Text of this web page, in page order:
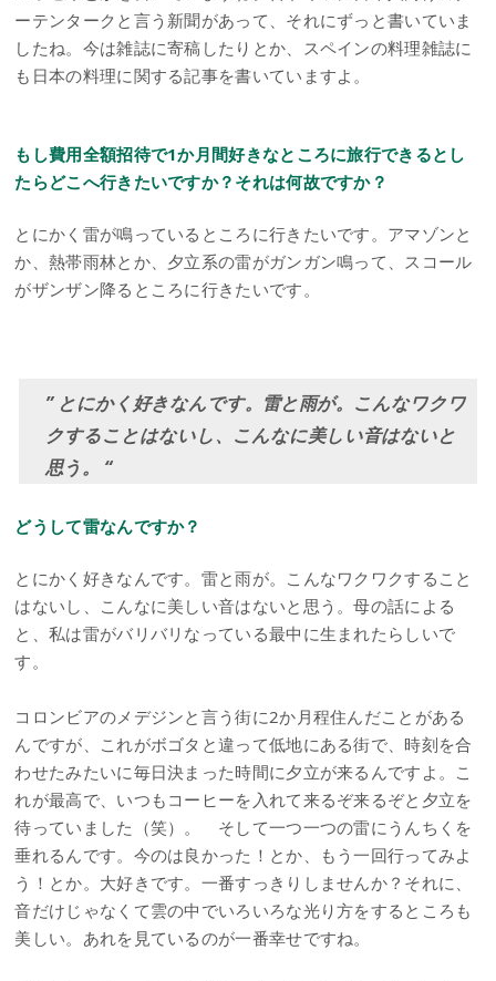
ーテンタークと言う新聞があって、それにずっと書いていま
したね。今は雑誌に寄稿したりとか、スペインの料理雑誌に
も日本の料理に関する記事を書いていますよ。
もし費用全額招待で1か月間好きなところに旅行できるとし
たらどこへ行きたいですか？それは何故ですか？
とにかく雷が鳴っているところに行きたいです。アマゾンと
か、熱帯雨林とか、夕立系の雷がガンガン鳴って、スコール
がザンザン降るところに行きたいです。
” とにかく好きなんです。雷と雨が。こんなワクワ
クすることはないし、こんなに美しい音はないと
思う。 “
どうして雷なんですか？
とにかく好きなんです。雷と雨が。こんなワクワクすること
はないし、こんなに美しい音はないと思う。母の話による
と、私は雷がバリバリなっている最中に生まれたらしいで
す。
コロンビアのメデジンと言う街に2か月程住んだことがある
んですが、これがボゴタと違って低地にある街で、時刻を合
わせたみたいに毎日決まった時間に夕立が来るんですよ。こ
れが最高で、いつもコーヒーを入れて来るぞ来るぞと夕立を
待っていました（笑）。 そして一つ一つの雷にうんちくを
垂れるんです。今のは良かった！とか、もう一回行ってみよ
う！とか。大好きです。一番すっきりしませんか？それに、
音だけじゃなくて雲の中でいろいろな光り方をするところも
美しい。あれを見ているのが一番幸せですね。